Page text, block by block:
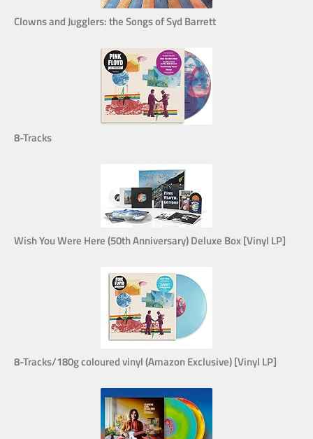
Clowns and Jugglers: the Songs of Syd Barrett
8-Tracks
Wish You Were Here (50th Anniversary) Deluxe Box [Vinyl LP]
8-Tracks/180g coloured vinyl (Amazon Exclusive) [Vinyl LP]